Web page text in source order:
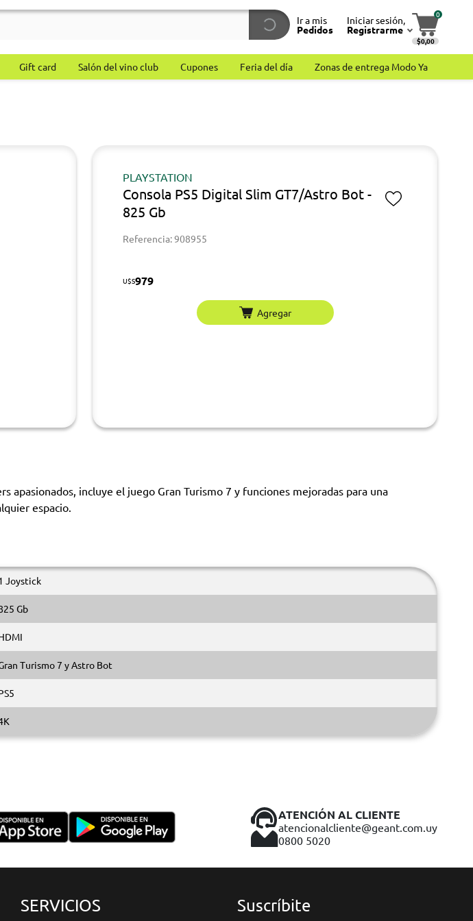
Ir a mis
Pedidos
Iniciar sesión,
Registrarme
0
$0,00
Gift card Salón del vino club Cupones Feria del día Zonas de entrega Modo Ya
PLAYSTATION
Consola PS5 Digital Slim GT7/Astro Bot -
825 Gb
Referencia: 908955
U$S979
Agregar
incluye el juego Gran Turismo 7 y funciones mejoradas para una
espacio.
Joystick
Gb
Turismo 7 y Astro Bot
ATENCIÓN AL CLIENTE
atencionalcliente@geant.com.uy
0800 5020
SERVICIOS Suscríbite